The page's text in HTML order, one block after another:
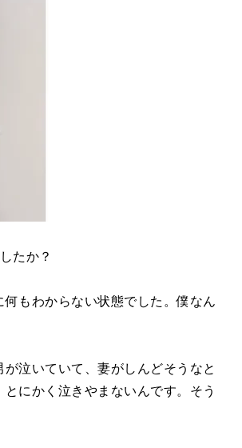
たか？
もわからない状態でした。僕なん
泣いていて、妻がしんどそうなと
にかく泣きやまないんです。そう